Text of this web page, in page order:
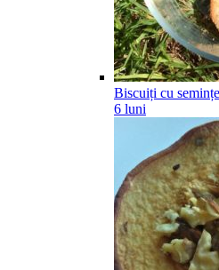
Biscuiți cu
6 luni